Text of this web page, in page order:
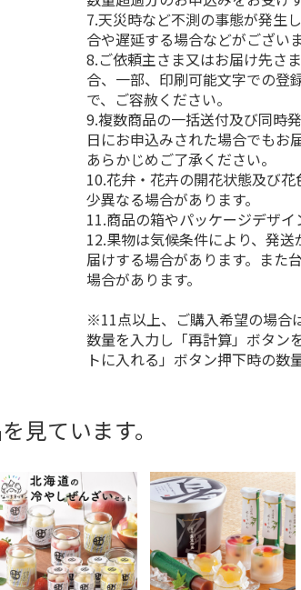
7.天災時など不測の事態が発生
合や遅延する場合などがございま
8.ご依頼主さま又はお届け先さ
合、一部、印刷可能文字での登
で、ご容赦ください。
9.複数商品の一括送付及び同時
日にお申込みされた場合でもお
あらかじめご了承ください。
10.花弁・花卉の開花状態及び
少異なる場合があります。
11.商品の箱やパッケージデザイ
12.果物は気候条件により、発
届けする場合があります。また
場合があります。
※11点以上、ご購入希望の場合
数量を入力し「再計算」ボタン
トに入れる」ボタン押下時の数
見ています。